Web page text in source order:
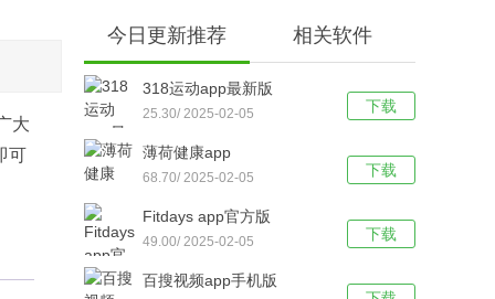
大
可
今日更新推荐 相关软件
下载
318运动app最新版
25.30/ 2025-02-05
下载
薄荷健康app
68.70/ 2025-02-05
下载
Fitdays app官方版
49.00/ 2025-02-05
百搜视频app手机版